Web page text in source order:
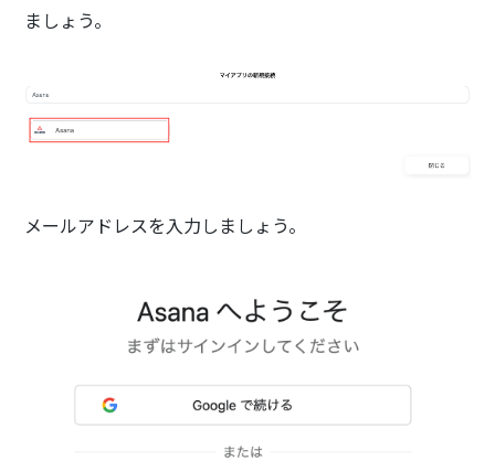
ましょう。
メールアドレスを入力しましょう。